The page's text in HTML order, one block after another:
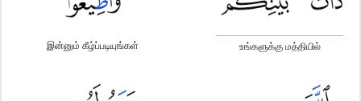
உங்களுக்கு மத்தியில்
இன்னும் கீழ்ப்படியுங்கள்